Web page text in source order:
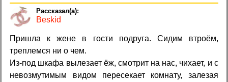
Beskid
Пришла к жене в гости подруга. Сидим втроём,
треплемся ни о чем.
Из-под шкафа вылезает ёж, смотрит на нас, чихает, и с
невозмутимым видом пересекает комнату, залезая